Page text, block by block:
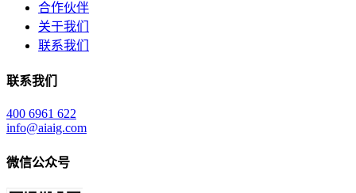
合作伙伴
关于我们
联系我们
联系我们
400 6961 622
info@aiaig.com
微信公众号